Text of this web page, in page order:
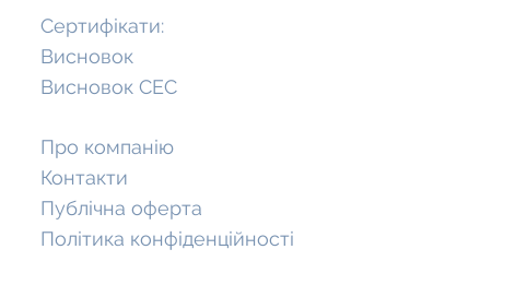
Сертифікати:
Висновок
Висновок СЕС
Про компанію
Контакти
Публічна оферта
Політика конфіденційності